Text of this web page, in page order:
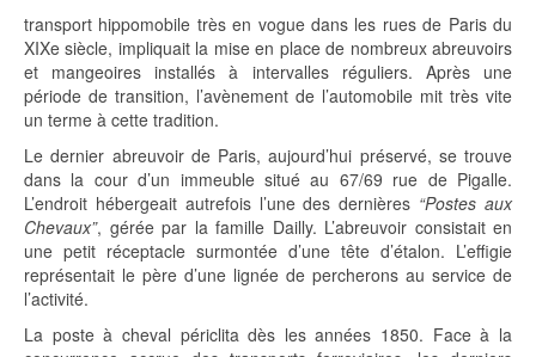
transport hippomobile très en vogue dans les rues de Paris du
XIXe siècle, impliquait la mise en place de nombreux abreuvoirs
et mangeoires installés à intervalles réguliers. Après une
période de transition, l’avènement de l’automobile mit très vite
un terme à cette tradition.
Le dernier abreuvoir de Paris, aujourd’hui préservé, se trouve
dans la cour d’un immeuble situé au 67/69 rue de Pigalle.
L’endroit hébergeait autrefois l’une des dernières “Postes aux
Chevaux”, gérée par la famille Dailly. L’abreuvoir consistait en
une petit réceptacle surmontée d’une tête d’étalon. L’effigie
représentait le père d’une lignée de percherons au service de
l’activité.
La poste à cheval périclita dès les années 1850. Face à la